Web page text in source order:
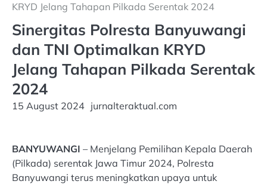
KRYD Jelang Tahapan Pilkada Serentak 2024
Sinergitas Polresta Banyuwangi
dan TNI Optimalkan KRYD
Jelang Tahapan Pilkada Serentak
2024
15 August 2024 jurnalteraktual.com
BANYUWANGI – Menjelang Pemilihan Kepala Daerah
(Pilkada) serentak Jawa Timur 2024, Polresta
Banyuwangi terus meningkatkan upaya untuk